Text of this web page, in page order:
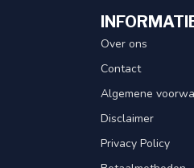
Over ons
Contact
Algemene
Disclaimer
Privacy Policy